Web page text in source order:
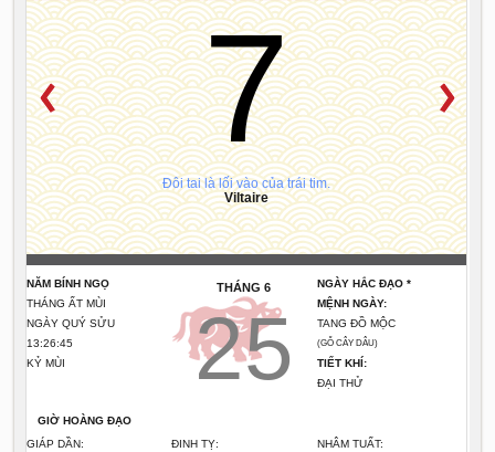
7
Đôi tai là lối vào của trái tim.
Viltaire
NĂM BÍNH NGỌ
THÁNG ẤT MÙI
NGÀY QUÝ SỬU
13:26:45
KỶ MÙI
THÁNG 6
25
NGÀY HẮC ĐẠO *
MỆNH NGÀY:
TANG ĐỒ MỘC
(GỖ CÂY DÂU)
TIẾT KHÍ:
ĐẠI THỬ
GIỜ HOÀNG ĐẠO
GIÁP DẦN:
ĐINH TỴ:
NHÂM TUẤT: